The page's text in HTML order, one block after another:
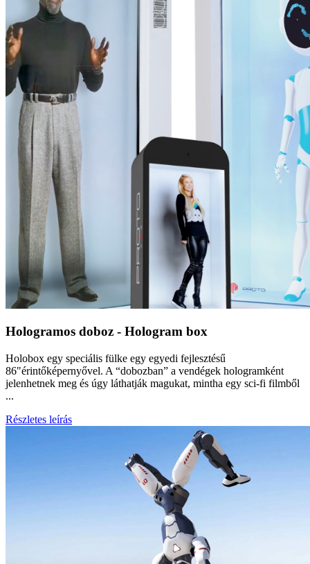
Hologramos doboz - Hologram box
Holobox egy speciális fülke egy egyedi fejlesztésű
86"érintőképernyővel. A “dobozban” a vendégek hologramként
jelenhetnek meg és úgy láthatják magukat, mintha egy sci-fi filmből
...
Részletes leírás